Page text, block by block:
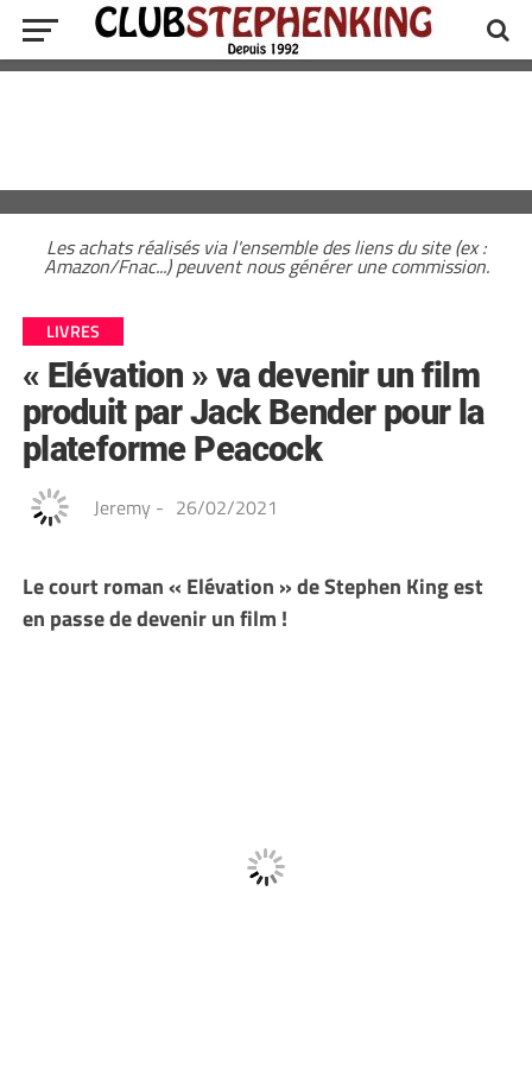
Les achats réalisés via l'ensemble des liens du site (ex :
Amazon/Fnac...) peuvent nous générer une commission.
LIVRES
« Elévation » va devenir un film
produit par Jack Bender pour la
plateforme Peacock
Jeremy - 26/02/2021
Le court roman « Elévation » de Stephen King est
en passe de devenir un film !